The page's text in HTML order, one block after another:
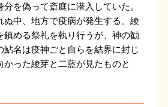
を偽って斎庭に潜入していた。
ぬ中、地方で疫病が発生する。綾
鎮める祭礼を執り行うが、神の勧
鮎名は疫神ごと自らを結界に封じ
かった綾芽と二藍が見たものと